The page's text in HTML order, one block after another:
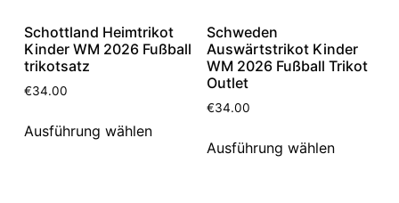
Schottland Heimtrikot
Kinder WM 2026 Fußball
trikotsatz
€34.00
Ausführung wählen
Schweden
Auswärtstrikot Kinder
WM 2026 Fußball Trikot
Outlet
€34.00
Ausführung wählen